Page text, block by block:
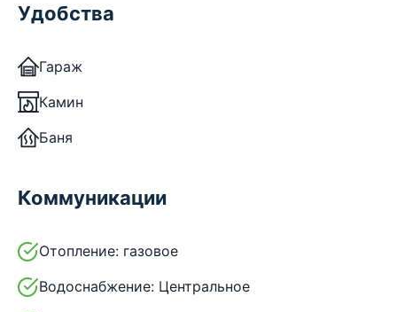
Удобства
Гараж
Камин
Баня
Коммуникации
Отопление: газовое
Водоснабжение: Центральное